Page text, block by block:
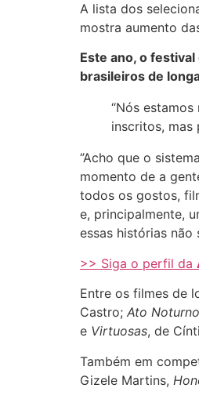
A lista dos
mostra aumento
Este ano, o
brasileiros de
“Nós
inscritos, mas
‘’Acho que o
momento de a
todos os gostos,
e, principalmente,
essas histórias não
>> Siga o perfil da
Entre os filmes de
Castro; Ato Noturno
e Virtuosas, de
Também em
Gizele Martins,